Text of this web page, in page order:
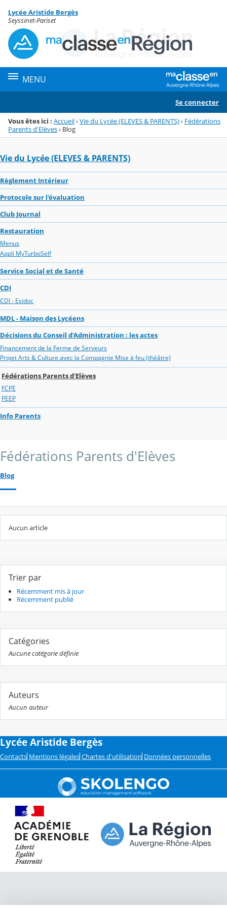
Menu de la rubrique
Contenu
Lycée Aristide Bergès
Seyssinet-Pariset
MENU
Se connecter
Vous êtes ici : Accueil›Vie du Lycée (ELEVES & PARENTS)› Fédérations
Parents d'Elèves› Blog
Vie du Lycée (ELEVES & PARENTS)
Règlement Intérieur
Protocole sur l'évaluation
Club Journal
Restauration
Menus
Appli MyTurboSelf
Service Social et de Santé
CDI
CDI - Esidoc
MDL - Maison des Lycéens
Décisions du Conseil d'Administration : les actes
Financement de la Ferme de Serveurs
Projet Arts & Culture avec la Compagnie Mise à feu (théâtre)
Fédérations Parents d'Elèves
FCPE
PEEP
Info Parents
Fédérations Parents d'Elèves
Blog
Aucun article
Trier par
Récemment mis à jour
Récemment publié
Catégories
Aucune catégorie définie
Auteurs
Aucun auteur
Lycée Aristide Bergès
Contacts Mentions légales Chartes d'utilisation Données personnelles